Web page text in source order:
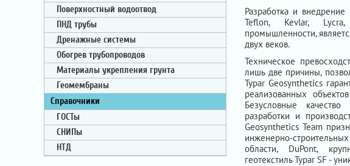
Поверхностный водоотвод
ПНД трубы
Дренажные системы
Обогрев трубопроводов
Материалы укрепления грунта
Геомембраны
Справочники
ГОСТы
СНИПы
НТД
Разработка и
Teflon, Kevlar, Lycra,
промышленности,
двух веков.
Техническое
лишь две причины,
Typar Geosynthetics
реализованных
Безусловные
разработки и
Geosynthetics Team
инженерно-
области, DuPont,
геотекстиль Typar SF -